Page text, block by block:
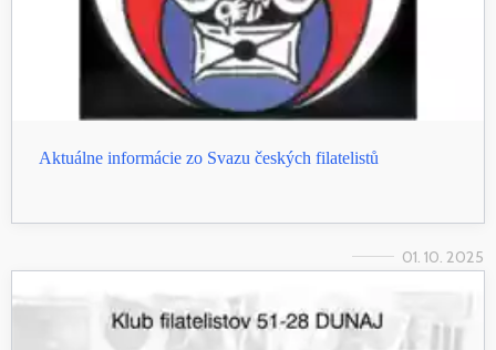
Aktuálne informácie zo Svazu českých filatelistů
01. 10. 2025